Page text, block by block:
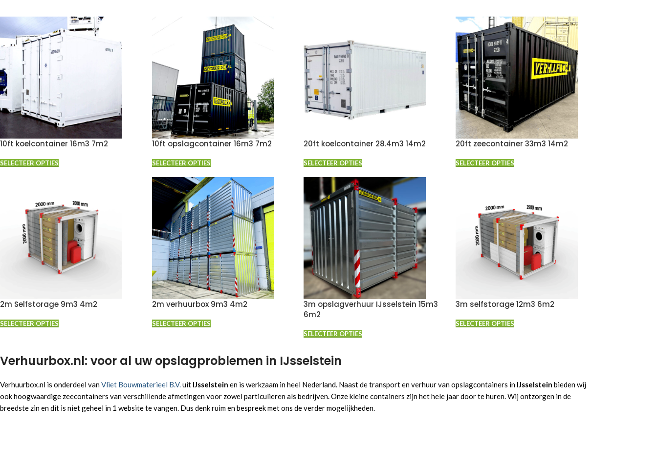
10ft koelcontainer 16m3 7m2
SELECTEER OPTIES
10ft opslagcontainer 16m3 7m2
SELECTEER OPTIES
20ft koelcontainer 28.4m3 14m2
SELECTEER OPTIES
20ft zeecontainer 33m3 14m2
SELECTEER OPTIES
2m Selfstorage 9m3 4m2
SELECTEER OPTIES
2m verhuurbox 9m3 4m2
SELECTEER OPTIES
3m opslagverhuur IJsselstein 15m3
6m2
SELECTEER OPTIES
3m selfstorage 12m3 6m2
SELECTEER OPTIES
Verhuurbox.nl: voor al uw opslagproblemen in IJsselstein
Verhuurbox.nl is onderdeel vanVliet Bouwmaterieel B.V.uit IJsselstein en is werkzaam in heel Nederland. Naast de transport en verhuur van opslagcontainers in IJsselstein bieden wij
ook hoogwaardige zeecontainers van verschillende afmetingen voor zowel particulieren als bedrijven. Onze kleine containers zijn het hele jaar door te huren. Wij ontzorgen in de
breedste zin en dit is niet geheel in 1 website te vangen. Dus denk ruim en bespreek met ons de verder mogelijkheden.